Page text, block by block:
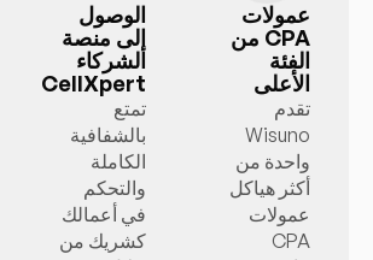
عمولات
CPA من
الفئة
الأعلى
تقدم
Wisuno
واحدة من
أكثر هياكل
عمولات
CPA
الوصول
إلى منصة
الشركاء
CellXpert
تمتع
بالشفافية
الكاملة
والتحكم
في أعمالك
كشريك من